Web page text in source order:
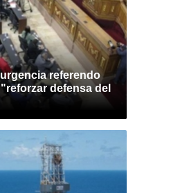
referendo
defensa del